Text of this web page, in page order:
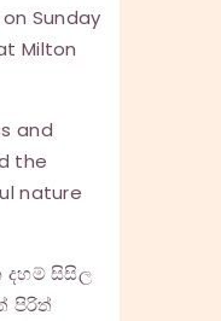
Sunday
Milton
and
the
nature
සිසිල
පිරිත්